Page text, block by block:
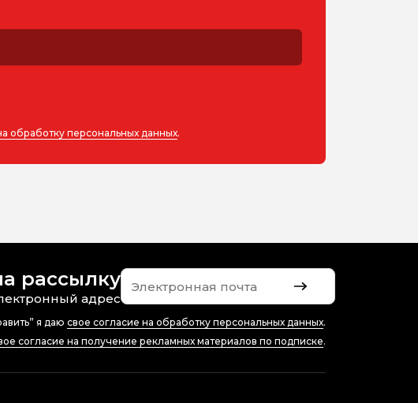
обработку персональных данных.
рассылку
адрес
я даю свое согласие на обработку персональных данных.
согласие на получение рекламных материалов по подписке.